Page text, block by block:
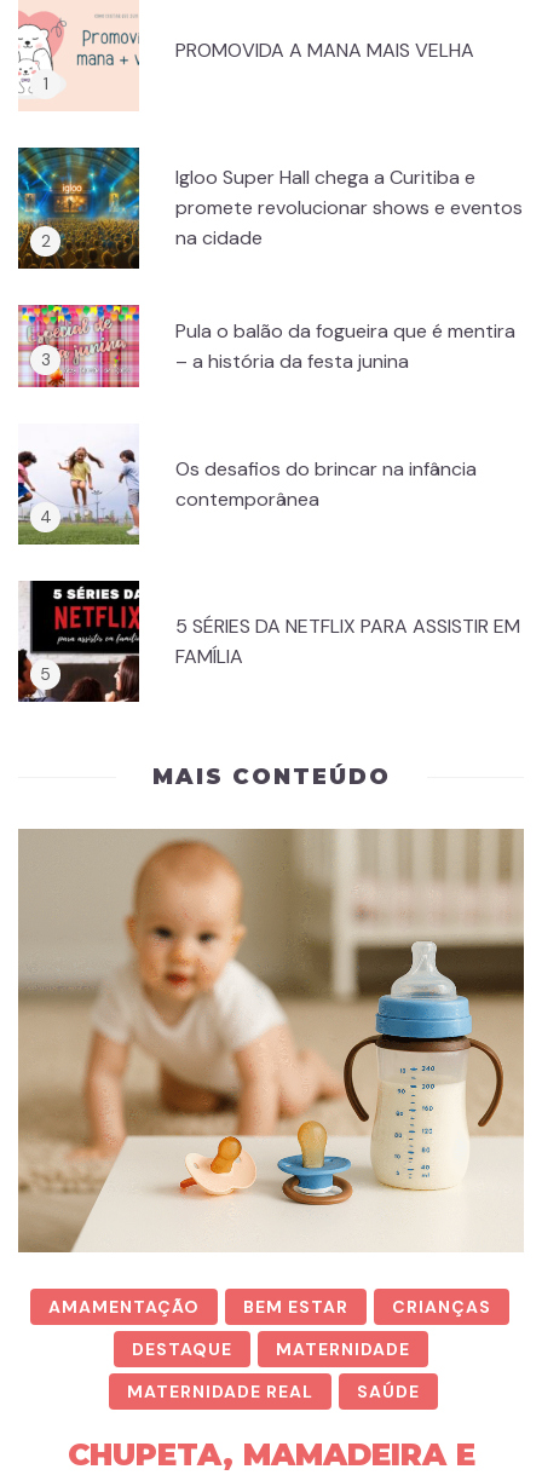
PROMOVIDA A MANA MAIS VELHA
Igloo Super Hall chega a Curitiba e
promete revolucionar shows e eventos
na cidade
Pula o balão da fogueira que é mentira
– a história da festa junina
Os desafios do brincar na infância
contemporânea
5 SÉRIES DA NETFLIX PARA ASSISTIR EM
FAMÍLIA
MAIS CONTEÚDO
AMAMENTAÇÃO BEM ESTAR
CRIANÇAS
DESTAQUE
MATERNIDADE
MATERNIDADE REAL
SAÚDE
CHUPETA, MAMADEIRA E